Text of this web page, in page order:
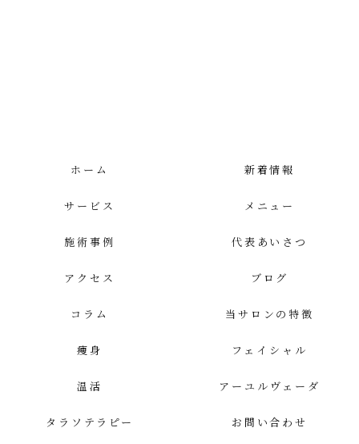
ホーム 新着情報
サービス メニュー
施術事例 代表あいさつ
アクセス ブログ
コラム 当サロンの特徴
痩身 フェイシャル
温活 アーユルヴェーダ
タラソテラピー お問い合わせ